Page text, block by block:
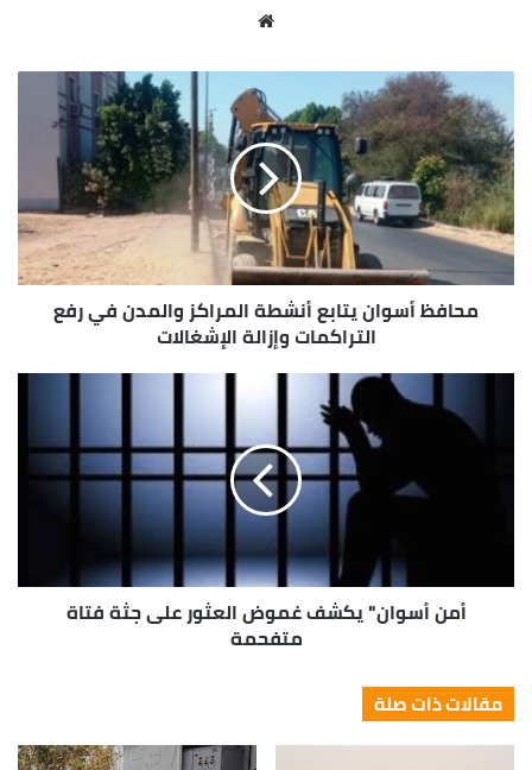
محافظ أسوان يتابع أنشطة المراكز والمدن في رفع
التراكمات وإزالة الإشغالات
أمن أسوان" يكشف غموض العثور على جثة فتاة
متفحمة
مقالات ذات صلة